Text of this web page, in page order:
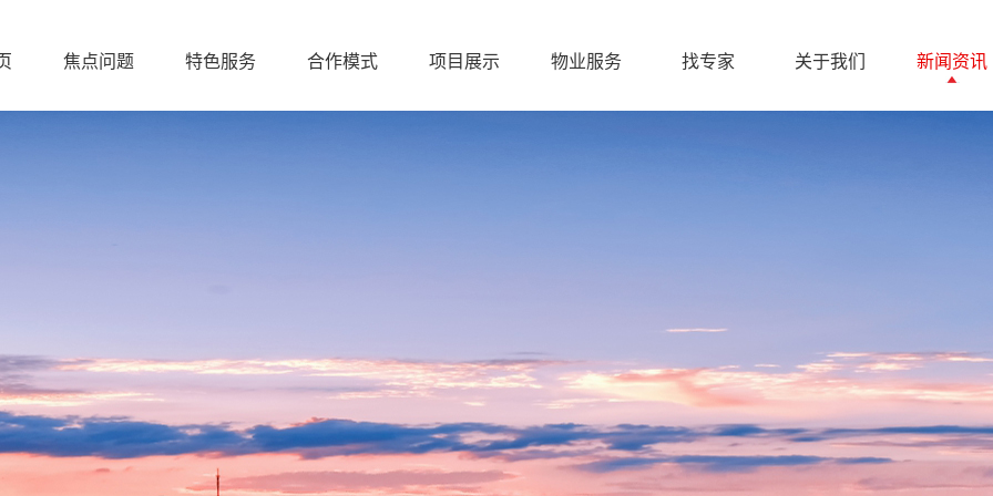
焦点问题 特色服务 合作模式 项目展示 物业服务 找专家 关于我们 新闻资讯